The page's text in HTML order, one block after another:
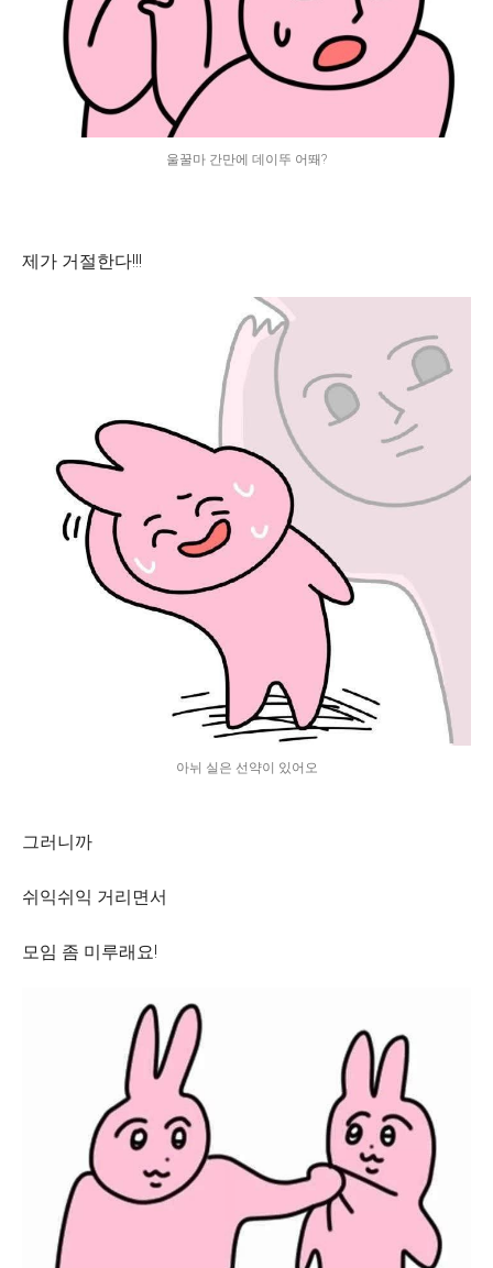
울꿀마 간만에 데이뚜 어뙈?
제가 거절한다!!!
아뉘 실은 선약이 있어오
그러니까
쉬익쉬익 거리면서
모임 좀 미루래요!